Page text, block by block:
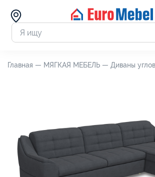
Главная — МЯГКАЯ МЕБЕЛЬ — Диваны